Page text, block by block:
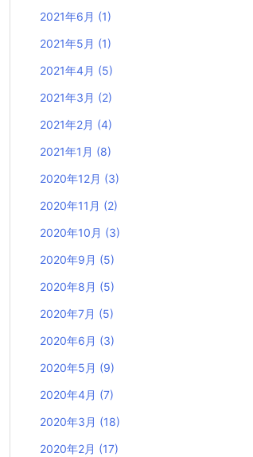
2021年6月 (1)
2021年5月 (1)
2021年4月 (5)
2021年3月 (2)
2021年2月 (4)
2021年1月 (8)
2020年12月 (3)
2020年11月 (2)
2020年10月 (3)
2020年9月 (5)
2020年8月 (5)
2020年7月 (5)
2020年6月 (3)
2020年5月 (9)
2020年4月 (7)
2020年3月 (18)
2020年2月 (17)